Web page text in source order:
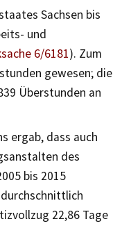
Sachsen bis
und
6/6181). Zum
gewesen; die
Überstunden an
ergab, dass auch
des
bis 2015
22,86 Tage